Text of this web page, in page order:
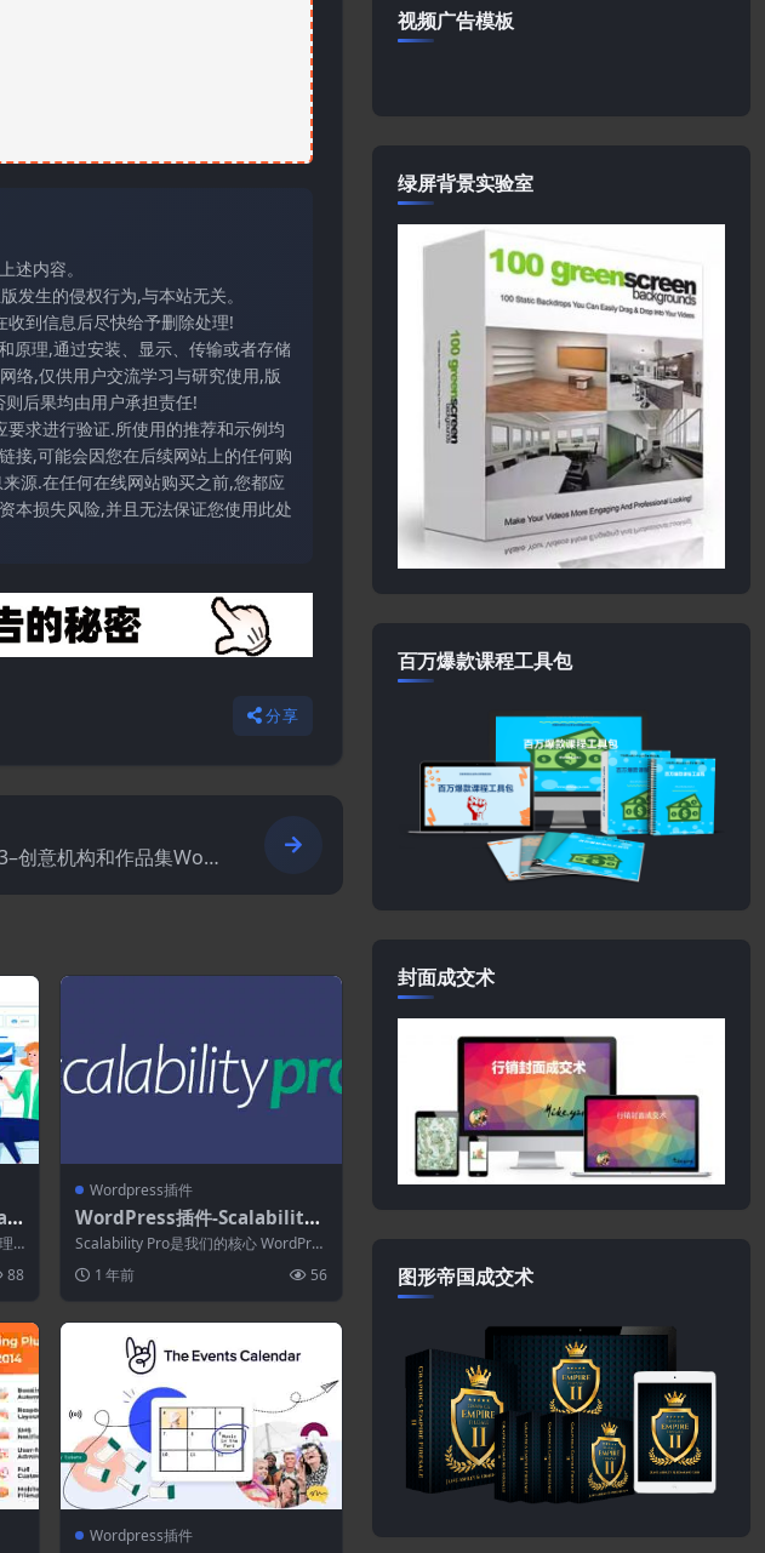
述内容。
发生的侵权行为,与本站无关。
到信息后尽快给予删除处理!
原理,通过安装、显示、传输或者存储
络,仅供用户交流学习与研究使用,版
后果均由用户承担责任!
求进行验证.所使用的推荐和示例均
接,可能会因您在后续网站上的任何购
源.在任何在线网站购买之前,您都应
本损失风险,并且无法保证您使用此处
分享
创意机构和作品集Word
88
Wordpress插件
WordPress插件-Scalability
Pro 5.95.0
Scalability Pro是我们的核心 WordPres
1 年前 56
Wordpress插件
视频广告模板
绿屏背景实验室
百万爆款课程工具包
封面成交术
图形帝国成交术